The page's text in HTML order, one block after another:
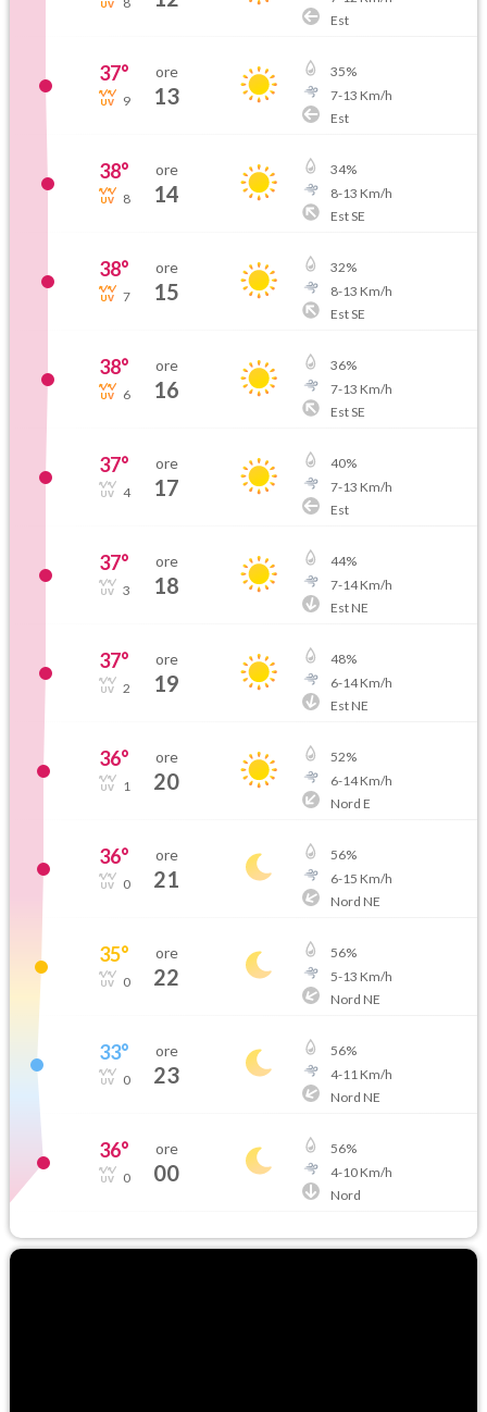
Est
37°
9
ore
13
35%
7-13 Km/h
Est
38°
8
ore
14
34%
8-13 Km/h
Est SE
38°
7
ore
15
32%
8-13 Km/h
Est SE
38°
6
ore
16
36%
7-13 Km/h
Est SE
37°
4
ore
17
40%
7-13 Km/h
Est
37°
3
ore
18
44%
7-14Km/h
Est NE
37°
2
ore
19
48%
6-14Km/h
Est NE
36°
1
ore
20
52%
6-14Km/h
Nord E
36°
0
ore
21
56%
6-15 Km/h
Nord NE
35°
0
ore
22
56%
5-13 Km/h
Nord NE
33°
0
ore
23
56%
4-11 Km/h
Nord NE
36°
0
ore
00
56%
4-10Km/h
Nord